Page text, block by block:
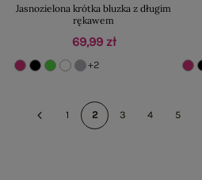
Jasnozielona krótka bluzka z długim
rękawem
69,99 zł
+2
1 2 3 4 5